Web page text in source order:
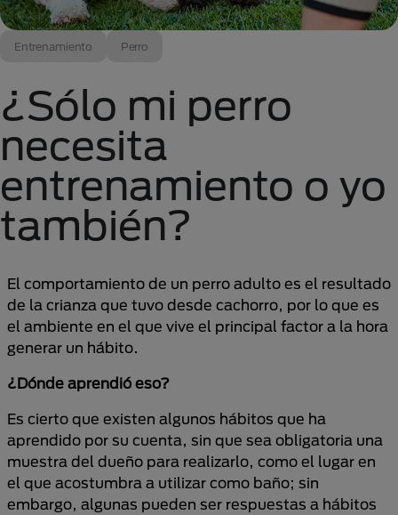
Entrenamiento Perro
¿Sólo mi perro
necesita
entrenamiento o yo
también?
El comportamiento de un perro adulto es el resultado
de la crianza que tuvo desde cachorro, por lo que es
el ambiente en el que vive el principal factor a la hora
generar un hábito.
¿Dónde aprendió eso?
Es cierto que existen algunos hábitos que ha
aprendido por su cuenta, sin que sea obligatoria una
muestra del dueño para realizarlo, como el lugar en
el que acostumbra a utilizar como baño; sin
embargo, algunas pueden ser respuestas a hábitos